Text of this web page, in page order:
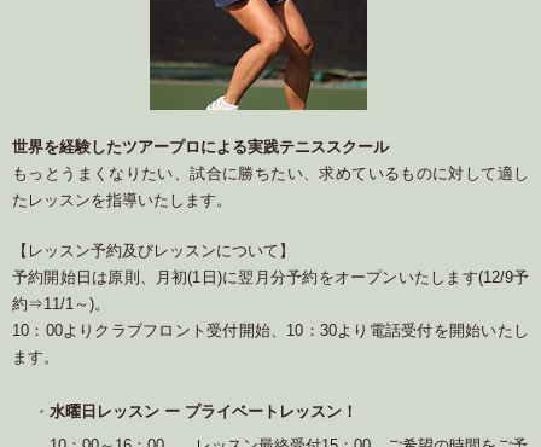
世界を経験したツアープロによる実践テニススクール
もっとうまくなりたい、試合に勝ちたい、求めているものに対して適し
たレッスンを指導いたします。
【レッスン予約及びレッスンについて】
予約開始日は原則、月初(1日)に翌月分予約をオープンいたします(12/9予
約⇒11/1～)。
10：00よりクラブフロント受付開始、10：30より電話受付を開始いたし
ます。
水曜日レッスン ー プライベートレッスン！